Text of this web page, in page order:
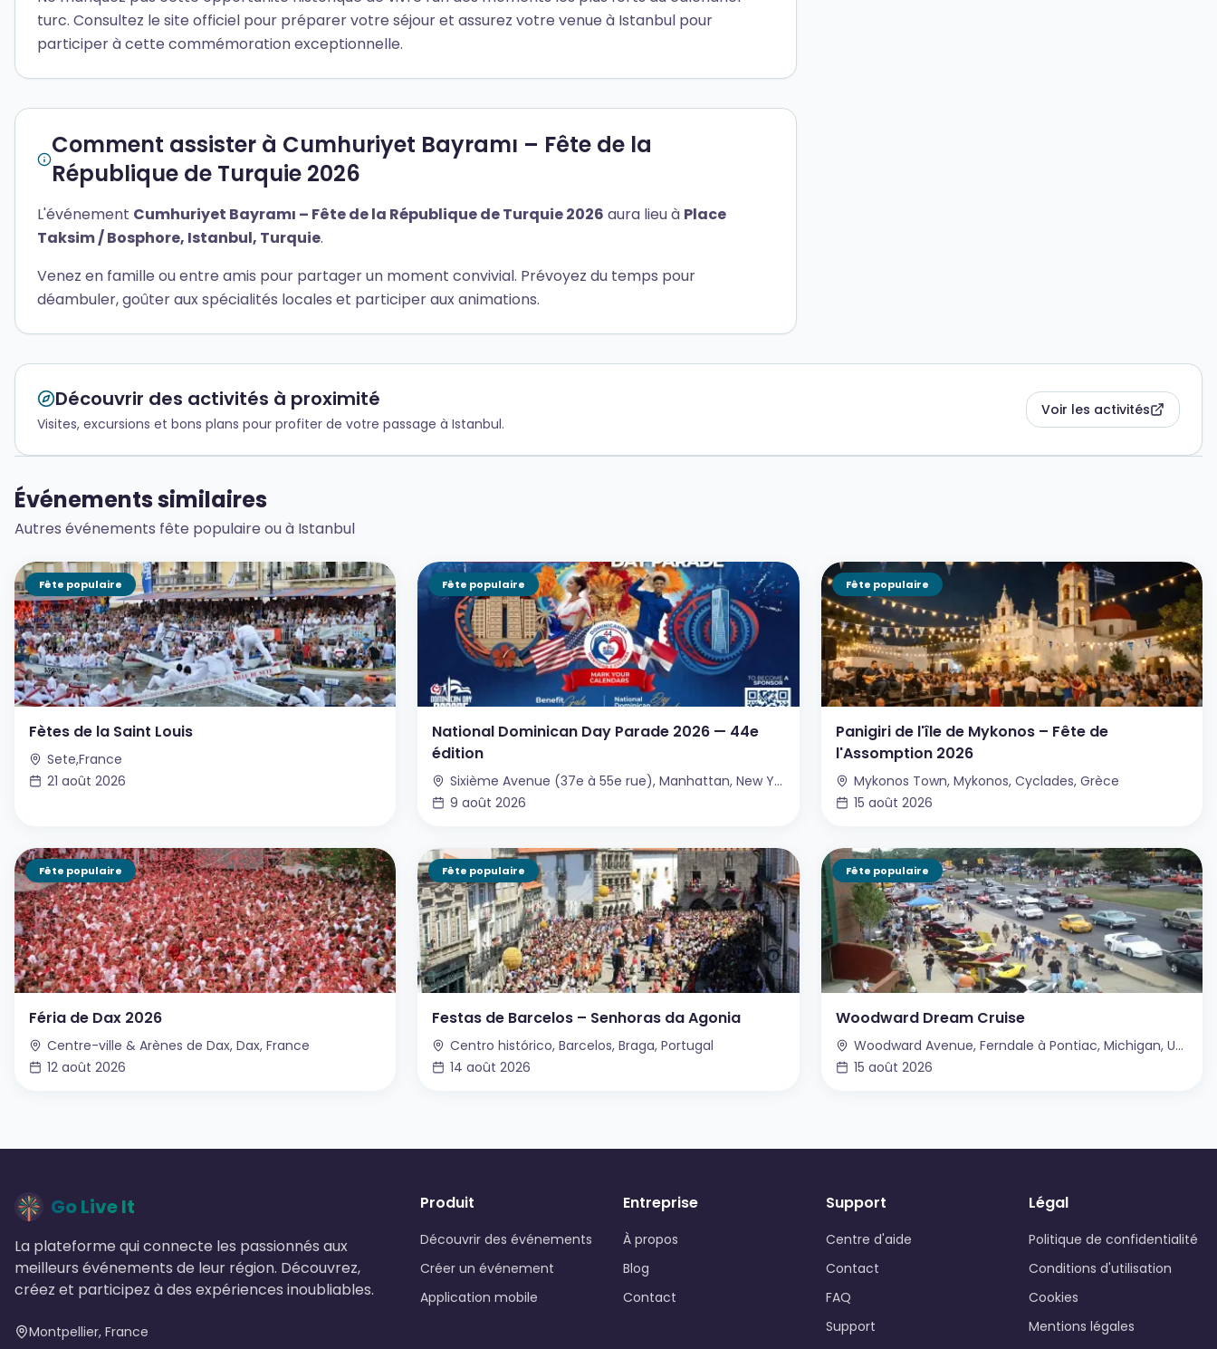
turc. Consultez le site officiel pour préparer votre séjour et assurez votre venue à Istanbul pour
participer à cette commémoration exceptionnelle.
Comment assister à Cumhuriyet Bayramı – Fête de la
République de Turquie 2026
L'événement Cumhuriyet Bayramı – Fête de la République de Turquie 2026 aura lieu à Place
Taksim / Bosphore, Istanbul, Turquie.
Venez en famille ou entre amis pour partager un moment convivial. Prévoyez du temps pour
déambuler, goûter aux spécialités locales et participer aux animations.
Découvrir des activités à proximité
Visites, excursions et bons plans pour profiter de votre passage à Istanbul.
Voir les activités
Événements similaires
Autres événements fête populaire ou à Istanbul
Fête populaire
Fètes de la Saint Louis
Sete,France
21 août 2026
Fête populaire
National Dominican Day Parade 2026 — 44e
édition
Sixième Avenue (37e à 55e rue), Manhattan, New York, NY, États-Unis
9 août 2026
Fête populaire
Panigiri de l'île de Mykonos – Fête de
l'Assomption 2026
Mykonos Town, Mykonos, Cyclades, Grèce
15 août 2026
Fête populaire
Féria de Dax 2026
Centre-ville & Arènes de Dax, Dax, France
12 août 2026
Fête populaire
Festas de Barcelos – Senhoras da Agonia
Centro histórico, Barcelos, Braga, Portugal
14 août 2026
Fête populaire
Woodward Dream Cruise
Woodward Avenue, Ferndale à Pontiac, Michigan, USA
15 août 2026
Go Live It
La plateforme qui connecte les passionnés aux
meilleurs événements de leur région. Découvrez,
créez et participez à des expériences inoubliables.
Montpellier, France
Produit
Découvrir des événements
Créer un événement
Application mobile
Entreprise
À propos
Blog
Contact
Support
Centre d'aide
Contact
FAQ
Support
Légal
Politique de confidentialité
Conditions d'utilisation
Cookies
Mentions légales